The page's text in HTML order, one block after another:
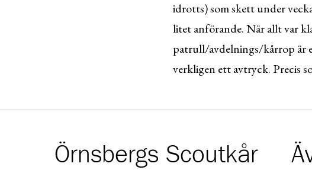
idrotts) som skett under
litet anförande. När allt var
patrull/avdelnings/kårrop är
verkligen ett avtryck. Precis
Örnsbergs Scoutkår